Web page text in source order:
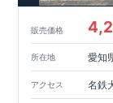
販売価格
所在地 愛知
アクセス 名鉄